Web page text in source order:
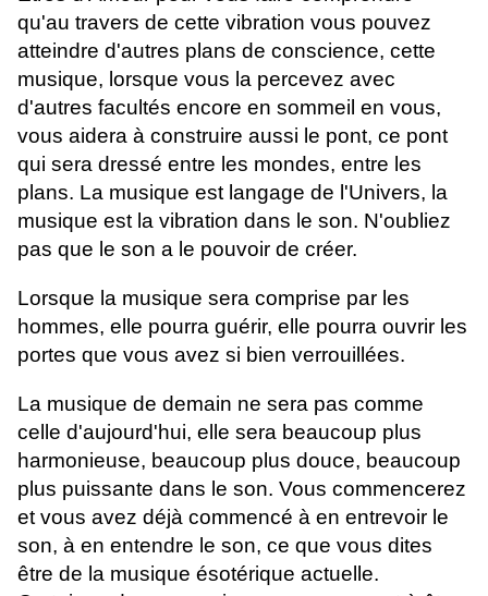
qu'au travers de cette vibration vous pouvez
atteindre d'autres plans de conscience, cette
musique, lorsque vous la percevez avec
d'autres facultés encore en sommeil en vous,
vous aidera à construire aussi le pont, ce pont
qui sera dressé entre les mondes, entre les
plans. La musique est langage de l'Univers, la
musique est la vibration dans le son. N'oubliez
pas que le son a le pouvoir de créer.
Lorsque la musique sera comprise par les
hommes, elle pourra guérir, elle pourra ouvrir les
portes que vous avez si bien verrouillées.
La musique de demain ne sera pas comme
celle d'aujourd'hui, elle sera beaucoup plus
harmonieuse, beaucoup plus douce, beaucoup
plus puissante dans le son. Vous commencerez
et vous avez déjà commencé à en entrevoir le
son, à en entendre le son, ce que vous dites
être de la musique ésotérique actuelle.